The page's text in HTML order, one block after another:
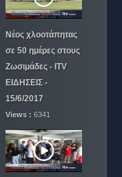
Νέος χλοοτάπητας
σε 50 ημέρες στους
Ζωσιμάδες - ITV
ΕΙΔΗΣΕΙΣ -
15/6/2017
Views : 6341